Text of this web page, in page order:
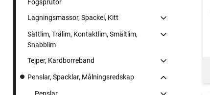
Fogsprutor
Lagningsmassor, Spackel, Kitt
Sättlim, Trälim, Kontaktlim, Smältlim,
Snabblim
Tejper, Kardborreband
Penslar, Spacklar, Målningsredskap